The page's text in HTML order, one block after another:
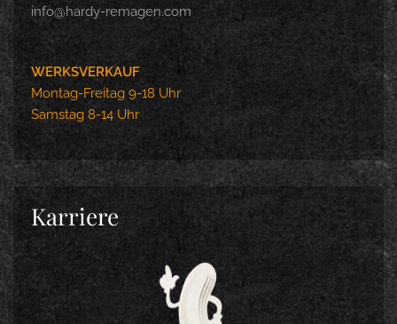
info@hardy-remagen.com
WERKSVERKAUF
Montag-Freitag 9-18 Uhr
Samstag 8-14 Uhr
Karriere